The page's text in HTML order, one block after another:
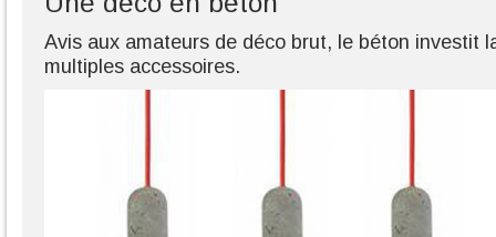
Avis aux amateurs de déco brut, le béton investit
multiples accessoires.